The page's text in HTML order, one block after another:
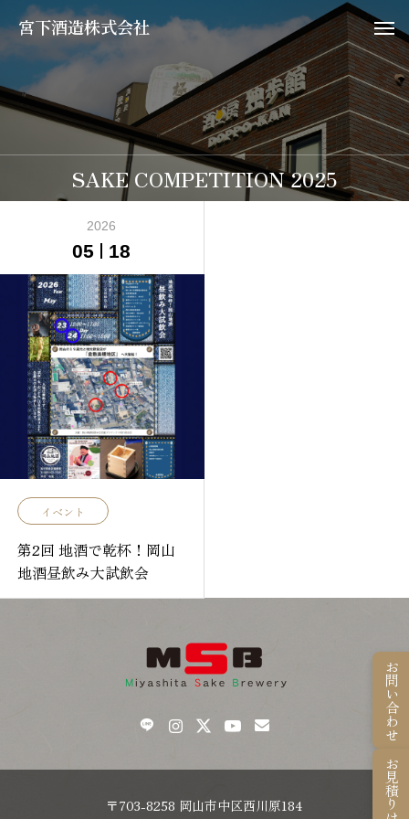
宮下酒造株式会社
SAKE COMPETITION 2025
2026
05 18
イベント
第2回 地酒で乾杯！岡山
地酒昼飲み大試飲会
〒703-8258 岡山市中区西川原184
お問い合わせ